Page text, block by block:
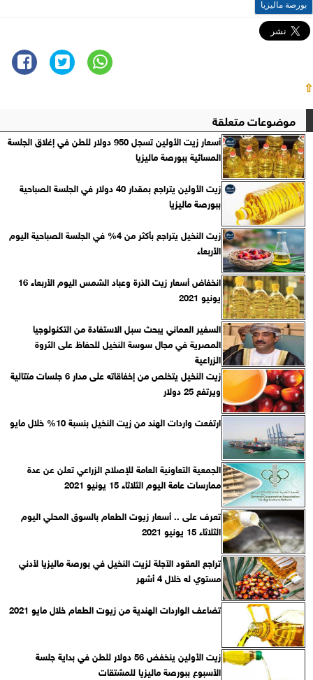
بورصة ماليزيا
⇧
موضوعات متعلقة
أسعار زيت الأولين تسجل 950 دولار للطن في إغلاق الجلسة
المسائية ببورصة ماليزيا
زيت الأولين يتراجع بمقدار 40 دولار في الجلسة الصباحية
ببورصة ماليزيا
زيت النخيل يتراجع بأكثر من 4% في الجلسة الصباحية اليوم
الأربعاء
انخفاض أسعار زيت الذرة وعباد الشمس اليوم الأربعاء 16
يونيو 2021
السفير العماني يبحث سبل الاستفادة من التكنولوجيا
المصرية في مجال سوسة النخيل للحفاظ على الثروة
الزراعية
زيت النخيل يتخلص من إخفاقاته على مدار 6 جلسات متتالية
ويرتفع 25 دولار
ارتفعت واردات الهند من زيت النخيل بنسبة 10% خلال مايو
الجمعية التعاونية العامة للإصلاح الزراعي تعلن عن عدة
ممارسات عامة اليوم الثلاثاء 15 يونيو 2021
تعرف على .. أسعار زيوت الطعام بالسوق المحلي اليوم
الثلاثاء 15 يونيو 2021
تراجع العقود الآجلة لزيت النخيل في بورصة ماليزيا لأدني
مستوي له خلال 4 أشهر
تضاعف الواردات الهندية من زيوت الطعام خلال مايو 2021
زيت الأولين ينخفض 56 دولار للطن في بداية جلسة
الأسبوع ببورصة ماليزيا للمشتقات